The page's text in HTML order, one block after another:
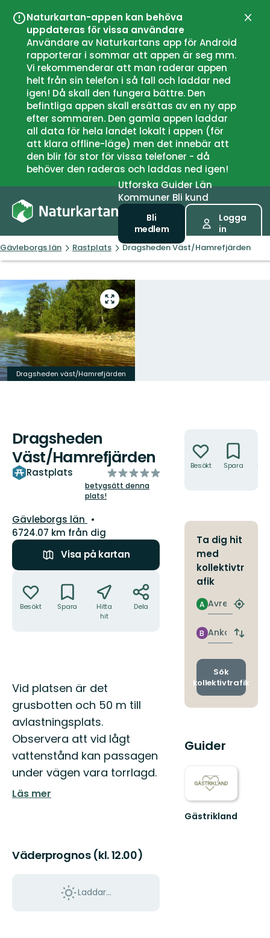
Naturkartan-appen kan behöva
uppdateras för vissa användare
Användare av Naturkartans app för Android
rapporterar i sommar att appen är seg mm.
Vi rekommenderar att man raderar appen
helt från sin telefon i så fall och laddar ned
igen! Då skall den fungera bättre. Den
befintliga appen skall ersättas av en ny app
efter sommaren. Den gamla appen laddar
all data för hela landet lokalt i appen (för
att klara offline-läge) men det innebär att
den blir för stor för vissa telefoner - då
behöver den raderas och laddas ned igen!
UtforskaGuiderLän
Kommuner Bli kund
Bli
medlem
Logga
in
Gävleborgs län Rastplats Dragsheden Väst/Hamrefjärden
Gå
till
helskärmsläge
Dragsheden väst/Hamrefjärden
Dragsheden
Väst/Hamrefjärden
Rastplats
av
5
stjärnor
betygsätt denna
plats!
Län:
Gävleborgs län
6724.07 km från dig
Visa på kartan
Besökt Spara
Hitta
hit
Dela
Beskrivning
Vid platsen är det
grusbotten och 50 m till
avlastningsplats.
Observera att vid lågt
vattenstånd kan passagen
under vägen vara torrlagd.
Läs mer
Väderprognos (kl. 12.00)
Laddar...
Besökt Spara
Ta dig hit
med
kollektivtr
afik
Avresa
A
Hitta
Ankomst
B
Byt
och
Sök
kollektivtrafik
Guider
Gästrikland